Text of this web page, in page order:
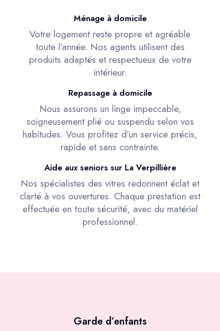
Ménage à domicile
Votre logement reste propre et agréable
toute l’année. Nos agents utilisent des
produits adaptés et respectueux de votre
intérieur.
Repassage à domicile
Nous assurons un linge impeccable,
soigneusement plié ou suspendu selon vos
habitudes. Vous profitez d’un service précis,
rapide et sans contrainte.
Aide aux seniors sur La Verpillière
Nos spécialistes des vitres redonnent éclat et
clarté à vos ouvertures. Chaque prestation est
effectuée en toute sécurité, avec du matériel
professionnel.
Garde d’enfants